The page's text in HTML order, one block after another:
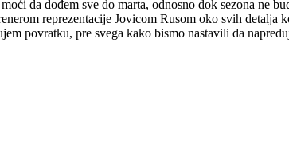
da dođem sve do marta, odnosno dok sezona ne
reprezentacije Jovicom Rusom oko svih
povratku, pre svega kako bismo nastavili da